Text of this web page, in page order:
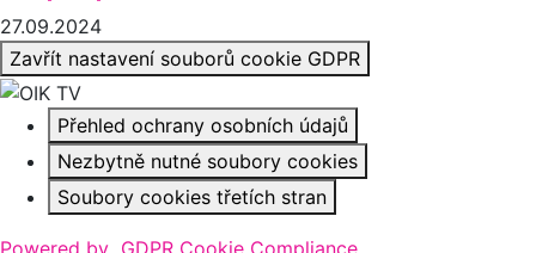
27.09.2024
Zavřít nastavení souborů cookie GDPR
Přehled ochrany osobních údajů
Nezbytně nutné soubory cookies
Soubory cookies třetích stran
Powered by GDPR Cookie Compliance